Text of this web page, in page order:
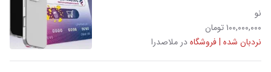
نو
۱۰۰,۰۰۰,۰۰۰ تومان
نردبان شده | فروشگاهدر ملاصدرا